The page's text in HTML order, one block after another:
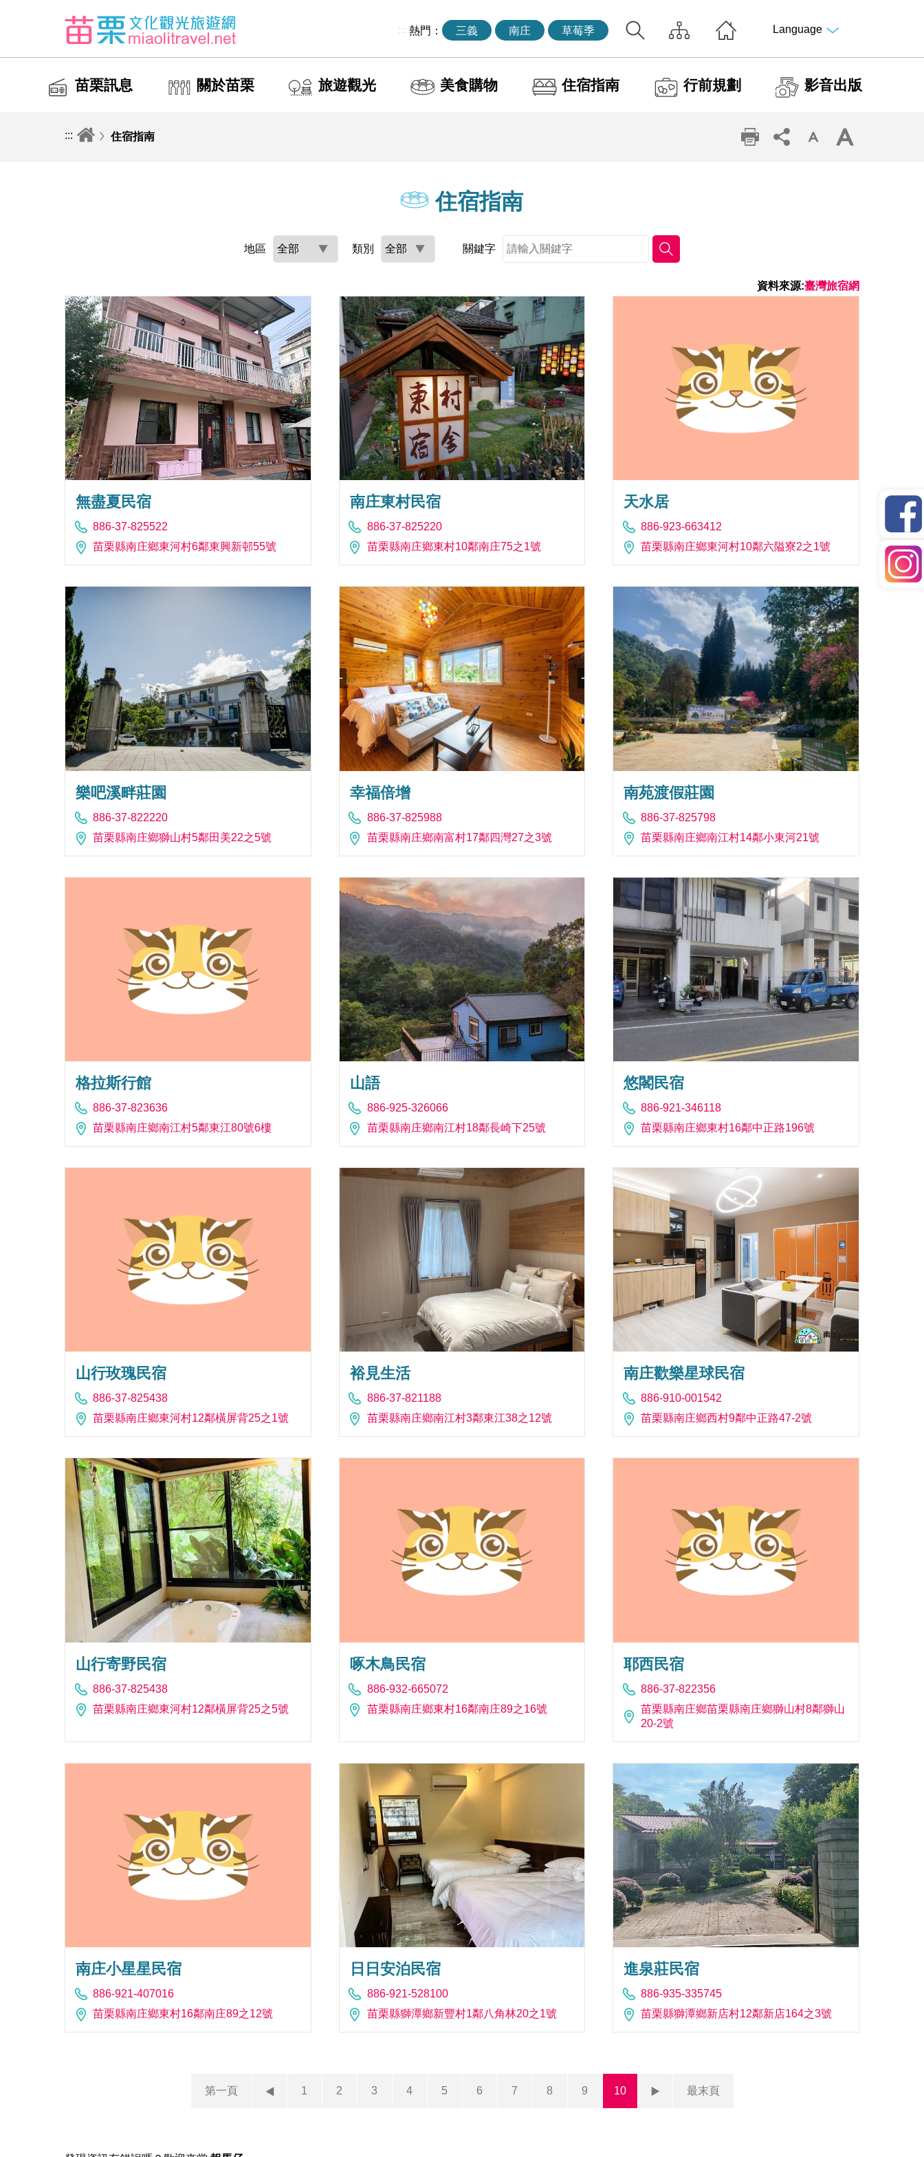
::: 熱門： 三義 南庄 草莓季 Language
苗栗訊息 關於苗栗 旅遊觀光 美食購物 住宿指南 行前規劃 影音出版
::: 住宿指南
住宿指南
地區 類別 關鍵字
資料來源:臺灣旅宿網
無盡夏民宿
886-37-825522
苗栗縣南庄鄉東河村6鄰東興新邨55號
南庄東村民宿
886-37-825220
苗栗縣南庄鄉東村10鄰南庄75之1號
天水居
886-923-663412
苗栗縣南庄鄉東河村10鄰六隘寮2之1號
樂吧溪畔莊園
886-37-822220
苗栗縣南庄鄉獅山村5鄰田美22之5號
幸福倍增
886-37-825988
苗栗縣南庄鄉南富村17鄰四灣27之3號
南苑渡假莊園
886-37-825798
苗栗縣南庄鄉南江村14鄰小東河21號
格拉斯行館
886-37-823636
苗栗縣南庄鄉南江村5鄰東江80號6樓
山語
886-925-326066
苗栗縣南庄鄉南江村18鄰長崎下25號
悠閣民宿
886-921-346118
苗栗縣南庄鄉東村16鄰中正路196號
山行玫瑰民宿
886-37-825438
苗栗縣南庄鄉東河村12鄰橫屏背25之1號
裕見生活
886-37-821188
苗栗縣南庄鄉南江村3鄰東江38之12號
南庄歡樂星球民宿
886-910-001542
苗栗縣南庄鄉西村9鄰中正路47-2號
山行寄野民宿
886-37-825438
苗栗縣南庄鄉東河村12鄰橫屏背25之5號
啄木鳥民宿
886-932-665072
苗栗縣南庄鄉東村16鄰南庄89之16號
耶西民宿
886-37-822356
苗栗縣南庄鄉苗栗縣南庄鄉獅山村8鄰獅山
20-2號
南庄小星星民宿
886-921-407016
苗栗縣南庄鄉東村16鄰南庄89之12號
日日安泊民宿
886-921-528100
苗栗縣獅潭鄉新豐村1鄰八角林20之1號
進泉莊民宿
886-935-335745
苗栗縣獅潭鄉新店村12鄰新店164之3號
第一頁 1 2 3 4 5 6 7 8 9 10 最末頁